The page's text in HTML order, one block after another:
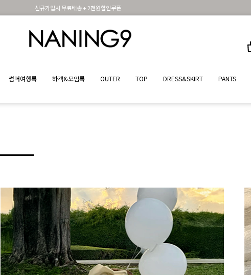
신규가입시 무료배송 + 2천원할인쿠폰
썸머여행룩 하객&모임룩 OUTER TOP DRESS&SKIRT PANTS